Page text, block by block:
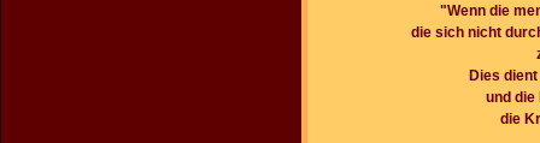
"Wenn die
die sich nicht
Dies
und die
die